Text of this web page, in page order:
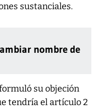
sustanciales.
nombre de
su objeción
tendría el artículo 2